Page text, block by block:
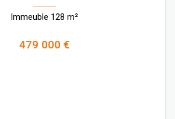
Immeuble 128 m²
479 000 €